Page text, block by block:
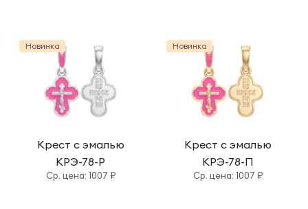
Новинка
Крест с эмалью
КРЭ-78-Р
Cр. цена: 1007 ₽
Новинка
Крест с эмалью
КРЭ-78-П
Cр. цена: 1007 ₽